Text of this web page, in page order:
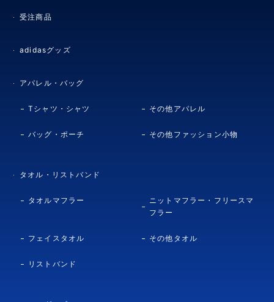
受注商品
adidasグッズ
アパレル・バッグ
Tシャツ・シャツ その他アパレル
バッグ・ポーチ その他ファッション小物
タオル・リストバンド
タオルマフラー
ニットマフラー・フリースマ
フラー
フェイスタオル その他タオル
リストバンド